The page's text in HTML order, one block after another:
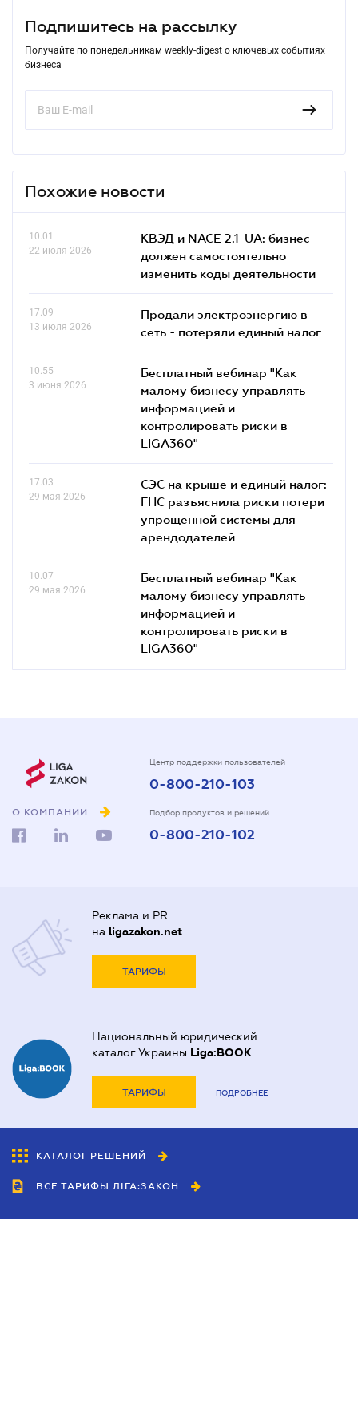
Подпишитесь на рассылку
Получайте по понедельникам weekly-digest о ключевых событиях
бизнеса
Похожие новости
10.01
22 июля 2026
КВЭД и NACE 2.1-UA: бизнес
должен самостоятельно
изменить коды деятельности
17.09
13 июля 2026
Продали электроэнергию в
сеть - потеряли единый налог
10.55
3 июня 2026
Бесплатный вебинар "Как
малому бизнесу управлять
информацией и
контролировать риски в
LIGA360"
17.03
29 мая 2026
СЭС на крыше и единый налог:
ГНС разъяснила риски потери
упрощенной системы для
арендодателей
10.07
29 мая 2026
Бесплатный вебинар "Как
малому бизнесу управлять
информацией и
контролировать риски в
LIGA360"
О КОМПАНИИ
Центр поддержки пользователей
0-800-210-103
Подбор продуктов и решений
0-800-210-102
Реклама и PR
на ligazakon.net
ТАРИФЫ
Национальный юридический
каталог Украины Liga:BOOK
ТАРИФЫ ПОДРОБНЕЕ
КАТАЛОГ РЕШЕНИЙ
ВСЕ ТАРИФЫ ЛІГА:ЗАКОН